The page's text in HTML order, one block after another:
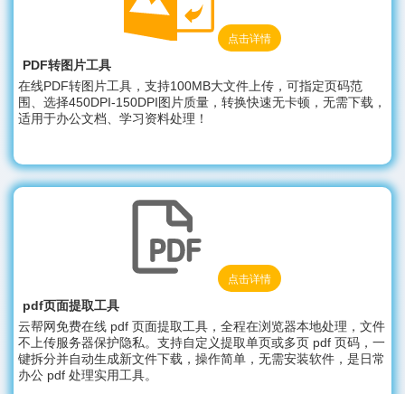
点击详情
PDF转图片工具
在线PDF转图片工具，支持100MB大文件上传，可指定页码范
围、选择450DPI-150DPI图片质量，转换快速无卡顿，无需下载，
适用于办公文档、学习资料处理！
点击详情
pdf页面提取工具
云帮网免费在线 pdf 页面提取工具，全程在浏览器本地处理，文件
不上传服务器保护隐私。支持自定义提取单页或多页 pdf 页码，一
键拆分并自动生成新文件下载，操作简单，无需安装软件，是日常
办公 pdf 处理实用工具。